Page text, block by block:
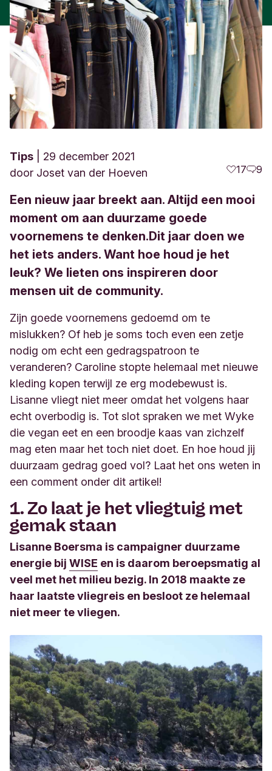
Tips
29 december 2021
door Joset van der Hoeven 17 9
Een nieuw jaar breekt aan. Altijd een mooi
moment om aan duurzame goede
voornemens te denken.Dit jaar doen we
het iets anders. Want hoe houd je het
leuk? We lieten ons inspireren door
mensen uit de community.
Zijn goede voornemens gedoemd om te
mislukken? Of heb je soms toch even een zetje
nodig om echt een gedragspatroon te
veranderen? Caroline stopte helemaal met nieuwe
kleding kopen terwijl ze erg modebewust is.
Lisanne vliegt niet meer omdat het volgens haar
echt overbodig is. Tot slot spraken we met Wyke
die vegan eet en een broodje kaas van zichzelf
mag eten maar het toch niet doet. En hoe houd jij
duurzaam gedrag goed vol? Laat het ons weten in
een comment onder dit artikel!
1. Zo laat je het vliegtuig met
gemak staan
Lisanne Boersma is campaigner duurzame
energie bij WISE en is daarom beroepsmatig al
veel met het milieu bezig. In 2018 maakte ze
haar laatste vliegreis en besloot ze helemaal
niet meer te vliegen.